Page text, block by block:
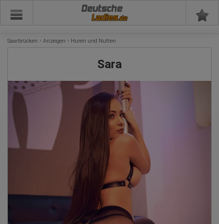
Deutsche
Saarbrücken Anzeigen Huren und Nutten
Sara